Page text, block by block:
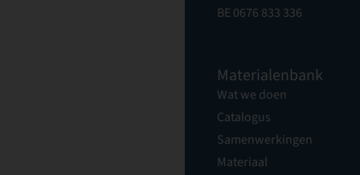
BE 0676 833 336
Materialenbank
Wat we doen
Catalogus
Samenwerkingen
Materiaal